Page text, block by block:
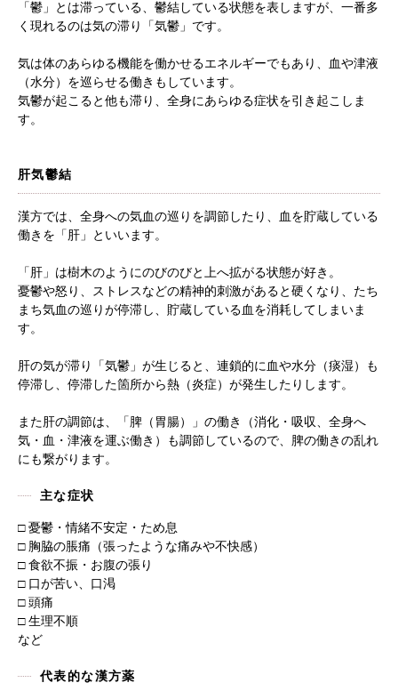
「鬱」とは滞っている、鬱結している状態を表しますが、一番多
く現れるのは気の滞り「気鬱」です。
気は体のあらゆる機能を働かせるエネルギーでもあり、血や津液
（水分）を巡らせる働きもしています。
気鬱が起こると他も滞り、全身にあらゆる症状を引き起こしま
す。
肝気鬱結
漢方では、全身への気血の巡りを調節したり、血を貯蔵している
働きを「肝」といいます。
「肝」は樹木のようにのびのびと上へ拡がる状態が好き。
憂鬱や怒り、ストレスなどの精神的刺激があると硬くなり、たち
まち気血の巡りが停滞し、貯蔵している血を消耗してしまいま
す。
肝の気が滞り「気鬱」が生じると、連鎖的に血や水分（痰湿）も
停滞し、停滞した箇所から熱（炎症）が発生したりします。
また肝の調節は、「脾（胃腸）」の働き（消化・吸収、全身へ
気・血・津液を運ぶ働き）も調節しているので、脾の働きの乱れ
にも繋がります。
主な症状
□ 憂鬱・情緒不安定・ため息
□ 胸脇の脹痛（張ったような痛みや不快感）
□ 食欲不振・お腹の張り
□ 口が苦い、口渇
□ 頭痛
□ 生理不順
など
代表的な漢方薬